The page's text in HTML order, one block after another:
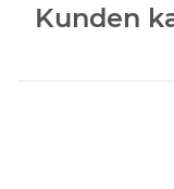
Kunden